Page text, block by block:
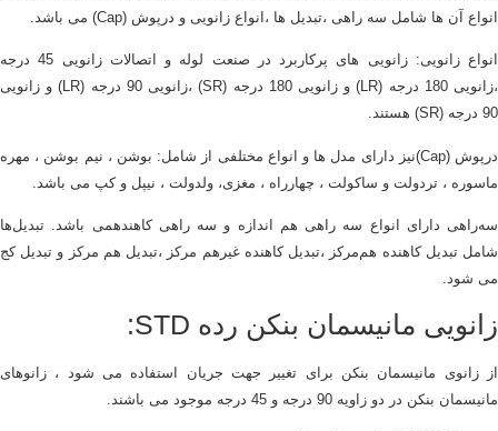
انواع آن ها شامل سه راهی ،تبدیل ها ،انواع زانویی و درپوش (Cap) می باشد.
انواع زانویی: زانویی های پرکاربرد در صنعت لوله و اتصالات زانویی 45 درجه
،زانویی 180 درجه (LR) و زانویی 180 درجه (SR) ،زانویی 90 درجه (LR) و زانویی
90 درجه (SR) هستند.
درپوش (Cap)نیز دارای مدل ها و انواع مختلفی از شامل: بوشن ، نیم بوشن ، مهره
ماسوره ، تردولت و ساکولت ، چهارراه ، مغزی، ولدولت ، نیپل و کپ می باشد.
سه‌راهی دارای انواع سه راهی هم اندازه و سه راهی کاهندهمی باشد. تبدیل‌ها
شامل تبدیل کاهنده هم‌مرکز ،تبدیل کاهنده غیرهم مرکز ،تبدیل هم‌ مرکز و تبدیل کج
می شود.
زانویی مانیسمان بنکن رده STD:
از زانوی مانیسمان بنکن برای تغییر جهت جریان استفاده می شود ، زانوهای
مانیسمان بنکن در دو زاویه 90 درجه و 45 درجه موجود می باشند.